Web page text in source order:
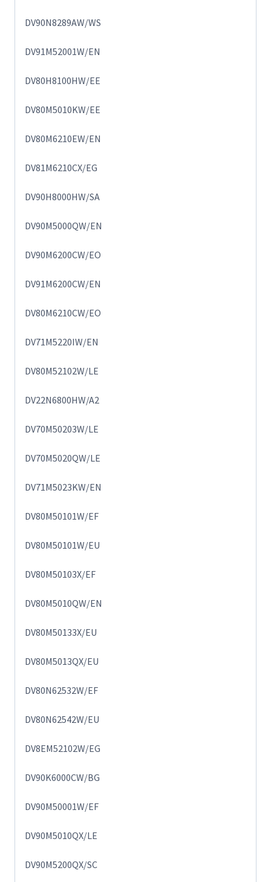
DV90N8289AW/WS
DV91M52001W/EN
DV80H8100HW/EE
DV80M5010KW/EE
DV80M6210EW/EN
DV81M6210CX/EG
DV90H8000HW/SA
DV90M5000QW/EN
DV90M6200CW/EO
DV91M6200CW/EN
DV80M6210CW/EO
DV71M5220IW/EN
DV80M52102W/LE
DV22N6800HW/A2
DV70M50203W/LE
DV70M5020QW/LE
DV71M5023KW/EN
DV80M50101W/EF
DV80M50101W/EU
DV80M50103X/EF
DV80M5010QW/EN
DV80M50133X/EU
DV80M5013QX/EU
DV80N62532W/EF
DV80N62542W/EU
DV8EM52102W/EG
DV90K6000CW/BG
DV90M50001W/EF
DV90M5010QX/LE
DV90M5200QX/SC